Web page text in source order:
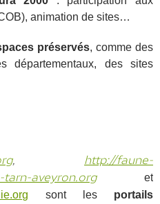
animation de sites…
préservés, comme des
départementaux, des sites
, http://faune-
tarn-aveyron.orget
sont les portails